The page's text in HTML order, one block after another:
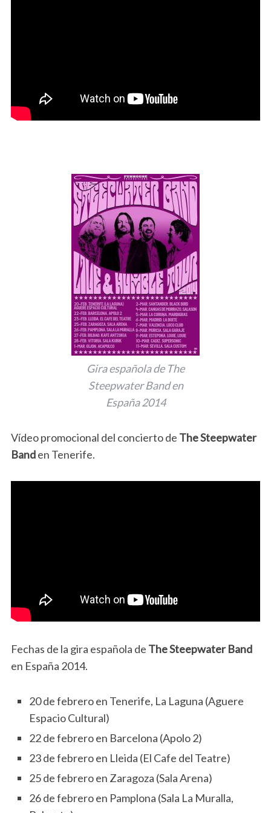
Gira española de The
Steepwater Band en
España 2014
Vídeo promocional del concierto de The Steepwater
Banden Tenerife.
Fechas de la gira española de The Steepwater Band
en España 2014.
20 de febrero en Tenerife, La Laguna (Aguere
Espacio Cultural)
22 de febrero en Barcelona (Apolo 2)
23 de febrero en Lleida (El Cafe del Teatre)
25 de febrero en Zaragoza (Sala Arena)
26 de febrero en Pamplona (Sala La Muralla,